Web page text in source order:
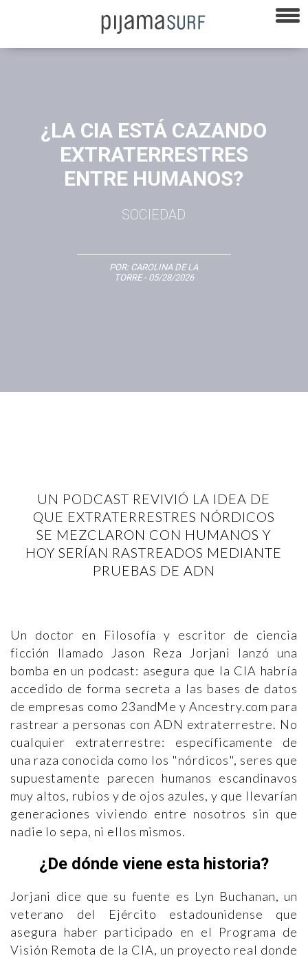
¿LA CIA ESTÁ CAZANDO
EXTRATERRESTRES
ENTRE HUMANOS?
SOCIEDAD
POR: CAROLINA DE LA
TORRE- 05/28/2026
UN PODCAST REVIVIÓ LA IDEA DE
QUE EXTRATERRESTRES NÓRDICOS
SE MEZCLARON CON HUMANOS Y
HOY SERÍAN RASTREADOS MEDIANTE
PRUEBAS DE ADN
Un doctor en Filosofía y escritor de ciencia
ficción llamado Jason Reza Jorjani lanzó una
bomba en un podcast: asegura que la CIA habría
accedido de forma secreta a las bases de datos
de empresas como 23andMe y Ancestry.com para
rastrear a personas con ADN extraterrestre. No
cualquier extraterrestre: específicamente de
una raza conocida como los "nórdicos", seres que
supuestamente parecen humanos escandinavos
muy altos, rubios y de ojos azules, y que llevarían
generaciones viviendo entre nosotros sin que
nadie lo sepa, ni ellos mismos.
¿De dónde viene esta historia?
Jorjani dice que su fuente es Lyn Buchanan, un
veterano del Ejército estadounidense que
asegura haber participado en el Programa de
Visión Remota de la CIA, un proyecto real donde